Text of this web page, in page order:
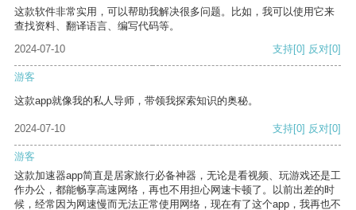
这款软件非常实用，可以帮助我解决很多问题。比如，我可以使用它来
查找资料、翻译语言、编写代码等。
2024-07-10
支持[0] 反对[0]
游客
这款app就像我的私人导师，带领我探索知识的奥秘。
2024-07-10 支持[0] 反对[0]
游客
这款加速器app简直是居家旅行必备神器，无论是看视频、玩游戏还是工
作办公，都能畅享高速网络，再也不用担心网速卡顿了。以前出差的时
候，经常因为网速慢而无法正常使用网络，现在有了这个app，我再也不